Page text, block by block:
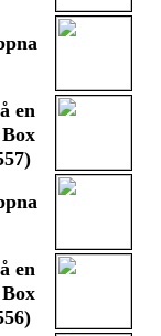
en
en